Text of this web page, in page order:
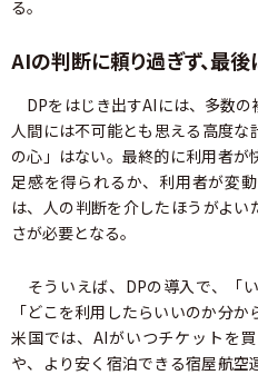
る。
AIの判断に頼り過ぎず、最
DPをはじき出すAIには、多数の
人間には不可能とも思える高度
の心」はない。最終的に利用者
足感を得られるか、利用者が変
は、人の判断を介したほうがよ
さが必要となる。
そういえば、DPの導入で、「
「どこを利用したらいいのか分
米国では、AIがいつチケットを
や、より安く宿泊できる宿屋航空